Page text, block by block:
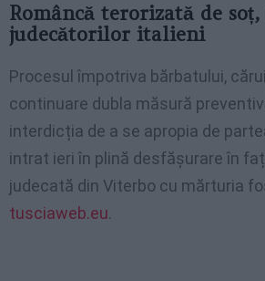
Româncă terorizată de
judecătorilor italieni
Procesul împotriva bărbatului,
continuare dubla măsură
interdicția de a se apropia de
intrat ieri în plină desfășurare în
judecată din Viterbo cu mărturia
tusciaweb.eu.